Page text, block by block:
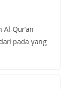
Qur’an
pada yang